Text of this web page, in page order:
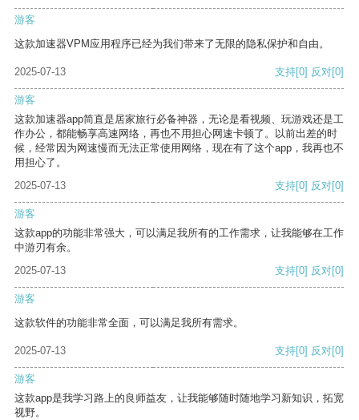
游客
这款加速器VPM应用程序已经为我们带来了无限的隐私保护和自由。
2025-07-13 支持[0] 反对[0]
游客
这款加速器app简直是居家旅行必备神器，无论是看视频、玩游戏还是工
作办公，都能畅享高速网络，再也不用担心网速卡顿了。以前出差的时
候，经常因为网速慢而无法正常使用网络，现在有了这个app，我再也不
用担心了。
2025-07-13
支持[0] 反对[0]
游客
这款app的功能非常强大，可以满足我所有的工作需求，让我能够在工作
中游刃有余。
2025-07-13
支持[0] 反对[0]
游客
这款软件的功能非常全面，可以满足我所有需求。
2025-07-13 支持[0] 反对[0]
游客
这款app是我学习路上的良师益友，让我能够随时随地学习新知识，拓宽
视野。